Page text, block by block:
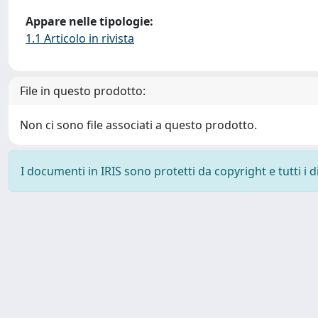
Appare nelle tipologie:
1.1 Articolo in rivista
File in questo prodotto:
Non ci sono file associati a questo prodotto.
I documenti in IRIS sono protetti da copyright e tutti i